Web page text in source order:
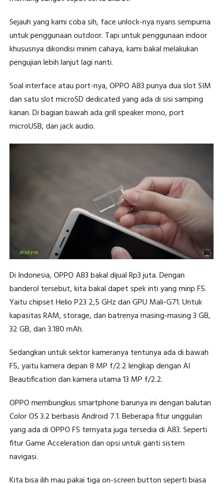
Sejauh yang kami coba sih, face unlock-nya nyaris sempurna
untuk penggunaan outdoor. Tapi untuk penggunaan indoor
khususnya dikondisi minim cahaya, kami bakal melakukan
pengujian lebih lanjut lagi nanti.
Soal interface atau port-nya, OPPO A83 punya dua slot SIM
dan satu slot microSD dedicated yang ada di sisi samping
kanan. Di bagian bawah ada grill speaker mono, port
microUSB, dan jack audio.
Di Indonesia, OPPO A83 bakal dijual Rp3 juta. Dengan
banderol tersebut, kita bakal dapet spek inti yang mirip F5.
Yaitu chipset Helio P23 2,5 GHz dan GPU Mali-G71. Untuk
kapasitas RAM, storage, dan batrenya masing-masing 3 GB,
32 GB, dan 3.180 mAh.
Sedangkan untuk sektor kameranya tentunya ada di bawah
F5, yaitu kamera depan 8 MP f/2.2 lengkap dengan AI
Beautification dan kamera utama 13 MP f/2.2.
OPPO membungkus smartphone barunya ini dengan balutan
Color OS 3.2 berbasis Android 7.1. Beberapa fitur unggulan
yang ada di OPPO F5 ternyata juga tersedia di A83. Seperti
fitur Game Acceleration dan opsi untuk ganti sistem
navigasi.
Kita bisa ilih mau pakai tiga on-screen button seperti biasa